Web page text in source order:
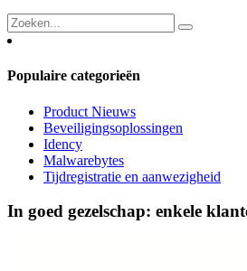
Populaire categorieën
Product Nieuws
Beveiligingsoplossingen
Idency
Malwarebytes
Tijdregistratie en aanwezigheid
In goed gezelschap: enkele